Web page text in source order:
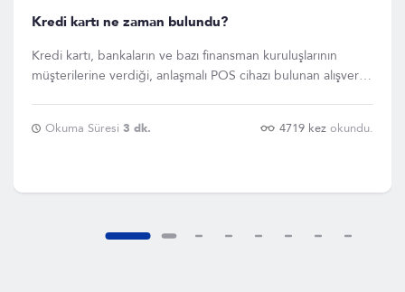
Kredi kartı ne zaman bulundu?
Kredi kartı, bankaların ve bazı finansman kuruluşlarının
müşterilerine verdiği, anlaşmalı POS cihazı bulunan alışveriş
Okuma Süresi 3 dk. 4719 kez okundu.